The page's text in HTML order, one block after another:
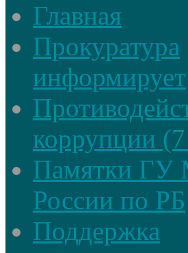
Главная
Прокуратура
информирует
коррупции (7
Памятки
России по РБ
Поддержка